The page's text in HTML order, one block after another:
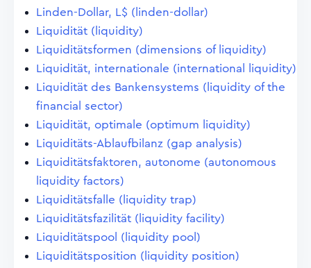
Linden-Dollar, L$ (linden-dollar)
Liquidität (liquidity)
Liquiditätsformen (dimensions of liquidity)
Liquidität, internationale (international liquidity)
Liquidität des Bankensystems (liquidity of the
financial sector)
Liquidität, optimale (optimum liquidity)
Liquiditäts-Ablaufbilanz (gap analysis)
Liquiditätsfaktoren, autonome (autonomous
liquidity factors)
Liquiditätsfalle (liquidity trap)
Liquiditätsfazilität (liquidity facility)
Liquiditätspool (liquidity pool)
Liquiditätsposition (liquidity position)